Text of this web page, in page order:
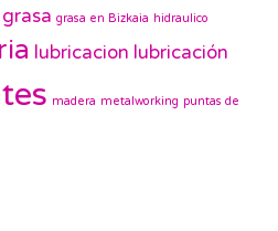
grasa grasa en Bizkaia hidraulico
lubricacion lubricación
madera metalworking puntas de